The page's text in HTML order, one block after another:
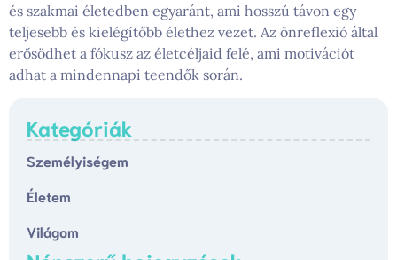
és szakmai életedben egyaránt, ami hosszú távon egy
teljesebb és kielégítőbb élethez vezet. Az önreflexió által
erősödhet a fókusz az életcéljaid felé, ami motivációt
adhat a mindennapi teendők során.
Kategóriák
Személyiségem
Életem
Világom